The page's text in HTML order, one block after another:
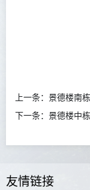
上一条： 景德楼南
下一条： 景德楼中
友情链接